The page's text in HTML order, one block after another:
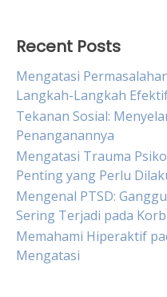
Recent Posts
Mengatasi
Langkah-Langkah
Tekanan Sosial:
Penanganannya
Mengatasi Trauma
Penting yang Perlu
Mengenal PTSD:
Sering Terjadi pada
Memahami Hiperaktif
Mengatasi